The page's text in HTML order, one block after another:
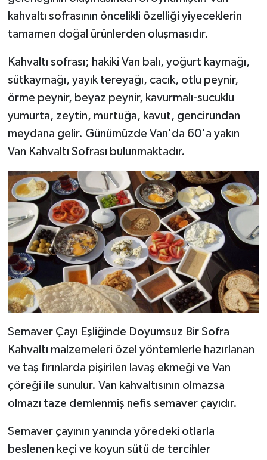
kahvaltı sofrasının öncelikli özelliği yiyeceklerin
tamamen doğal ürünlerden oluşmasıdır.
Kahvaltı sofrası; hakiki Van balı, yoğurt kaymağı,
sütkaymağı, yayık tereyağı, cacık, otlu peynir,
örme peynir, beyaz peynir, kavurmalı-sucuklu
yumurta, zeytin, murtuğa, kavut, gencirundan
meydana gelir. Günümüzde Van'da 60'a yakın
Van Kahvaltı Sofrası bulunmaktadır.
Semaver Çayı Eşliğinde Doyumsuz Bir Sofra
Kahvaltı malzemeleri özel yöntemlerle hazırlanan
ve taş fırınlarda pişirilen lavaş ekmeği ve Van
çöreği ile sunulur. Van kahvaltısının olmazsa
olmazı taze demlenmiş nefis semaver çayıdır.
Semaver çayının yanında yöredeki otlarla
beslenen keçi ve koyun sütü de tercihler